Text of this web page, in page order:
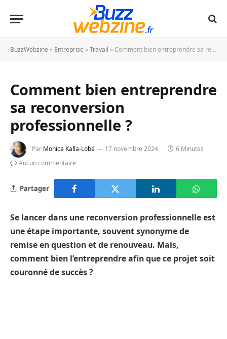
BuzzWebzine » Entreprise »Travail » Comment bien entreprendre sa reconversion professionnelle ?
Comment bien entreprendre
sa reconversion
professionnelle ?
Par Monica Kalla-Lobé 17 novembre 2024
6 Minutes
Aucun commentaire
Partager
Se lancer dans une reconversion professionnelle est
une étape importante, souvent synonyme de
remise en question et de renouveau. Mais,
comment bien l’entreprendre afin que ce projet soit
couronné de succès ?